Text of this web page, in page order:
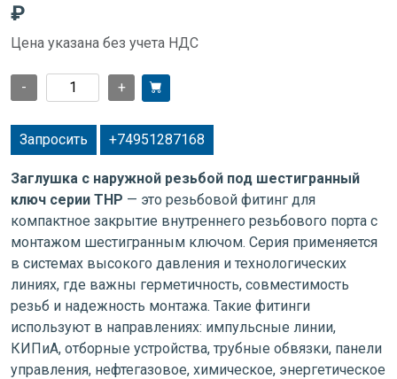
₽
Цена указана без учета НДС
- +
Запросить +74951287168
Заглушка с наружной резьбой под шестигранный
ключ серии THP — это резьбовой фитинг для
компактное закрытие внутреннего резьбового порта с
монтажом шестигранным ключом. Серия применяется
в системах высокого давления и технологических
линиях, где важны герметичность, совместимость
резьб и надежность монтажа. Такие фитинги
используют в направлениях: импульсные линии,
КИПиА, отборные устройства, трубные обвязки, панели
управления, нефтегазовое, химическое, энергетическое